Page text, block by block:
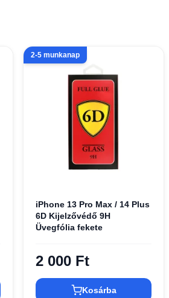
2-5 munkanap
iPhone 13 Pro Max / 14 Plus
6D Kijelzővédő 9H
Üvegfólia fekete
2 000 Ft
Kosárba